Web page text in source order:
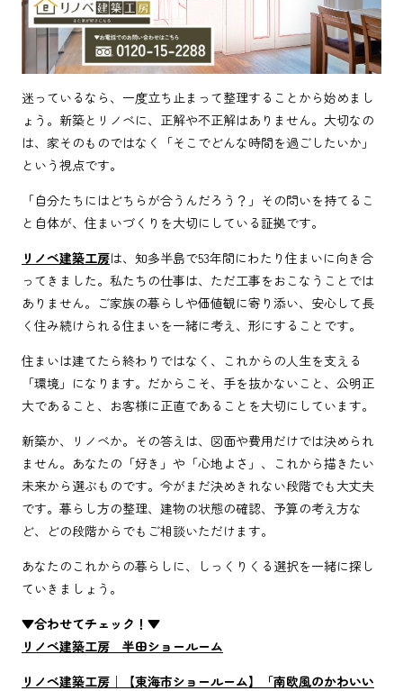
迷っているなら、一度立ち止まって整理することから始めまし
ょう。新築とリノベに、正解や不正解はありません。大切なの
は、家そのものではなく「そこでどんな時間を過ごしたいか」
という視点です。
「自分たちにはどちらが合うんだろう？」その問いを持てるこ
と自体が、住まいづくりを大切にしている証拠です。
リノベ建築工房は、知多半島で53年間にわたり住まいに向き合
ってきました。私たちの仕事は、ただ工事をおこなうことでは
ありません。ご家族の暮らしや価値観に寄り添い、安心して長
く住み続けられる住まいを一緒に考え、形にすることです。
住まいは建てたら終わりではなく、これからの人生を支える
「環境」になります。だからこそ、手を抜かないこと、公明正
大であること、お客様に正直であることを大切にしています。
新築か、リノベか。その答えは、図面や費用だけでは決められ
ません。あなたの「好き」や「心地よさ」、これから描きたい
未来から選ぶものです。今がまだ決めきれない段階でも大丈夫
です。暮らし方の整理、建物の状態の確認、予算の考え方な
ど、どの段階からでもご相談いただけます。
あなたのこれからの暮らしに、しっくりくる選択を一緒に探し
ていきましょう。
▼合わせてチェック！▼
リノベ建築工房 半田ショールーム
リノベ建築工房｜【東海市ショールーム】「南欧風のかわいい